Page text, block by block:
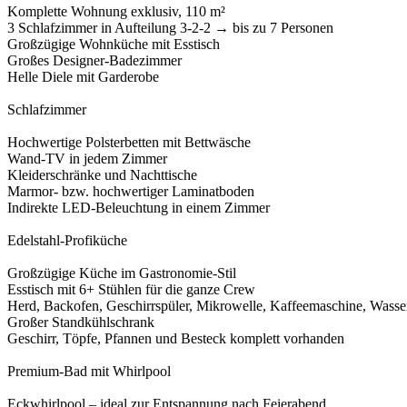
Komplette Wohnung exklusiv, 110 m²
3 Schlafzimmer in Aufteilung 3-2-2 → bis zu 7 Personen
Großzügige Wohnküche mit Esstisch
Großes Designer-Badezimmer
Helle Diele mit Garderobe
Schlafzimmer
Hochwertige Polsterbetten mit Bettwäsche
Wand-TV in jedem Zimmer
Kleiderschränke und Nachttische
Marmor- bzw. hochwertiger Laminatboden
Indirekte LED-Beleuchtung in einem Zimmer
Edelstahl-Profiküche
Großzügige Küche im Gastronomie-Stil
Esstisch mit 6+ Stühlen für die ganze Crew
Herd, Backofen, Geschirrspüler, Mikrowelle, Kaffeemaschine,
Großer Standkühlschrank
Geschirr, Töpfe, Pfannen und Besteck komplett vorhanden
Premium-Bad mit Whirlpool
Eckwhirlpool – ideal zur Entspannung nach Feierabend